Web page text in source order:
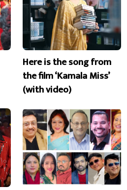
Here is the song from
the film ‘Kamala Miss’
(with video)